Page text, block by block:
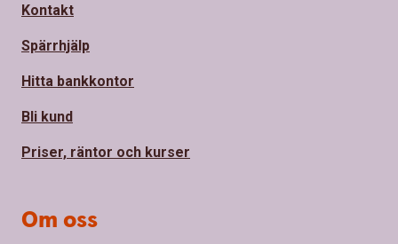
Kontakt
Spärrhjälp
Hitta bankkontor
Bli kund
Priser, räntor och kurser
Om oss